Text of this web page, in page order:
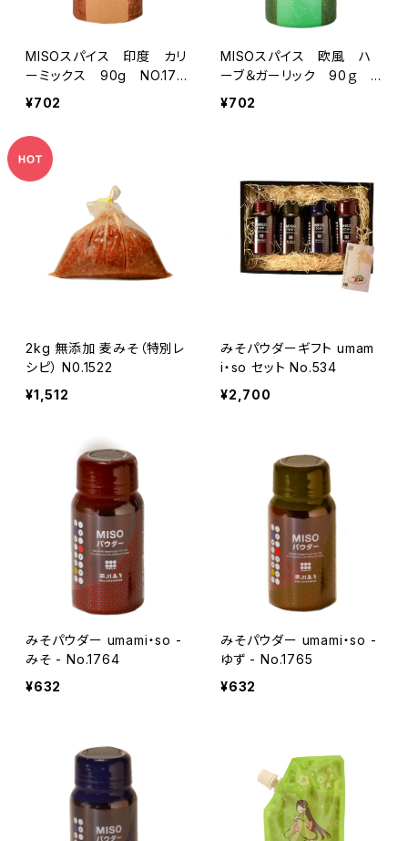
MISOスパイス 印度 カリ
ーミックス 90g NO.177
8
¥702
MISOスパイス 欧風 ハ
ーブ＆ガーリック 90ｇ N
O.1777
¥702
2kg 無添加 麦みそ（特別レ
シピ） N0.1522
¥1,512
みそパウダーギフト umam
i・so セット No.534
¥2,700
みそパウダー umami・so -
みそ - No.1764
¥632
みそパウダー umami・so -
ゆず - No.1765
¥632